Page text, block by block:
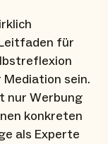
für
sein.
nur Werbung
konkreten
als Experte